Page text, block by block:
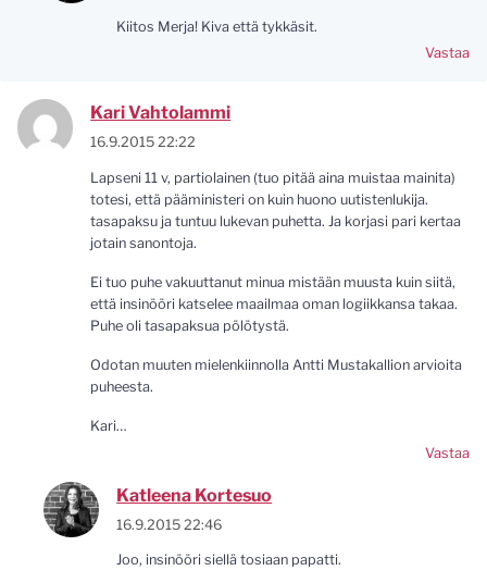
Kiitos Merja! Kiva että tykkäsit.
Vastaa
Kari Vahtolammi
16.9.2015 22:22
Lapseni 11 v, partiolainen (tuo pitää aina muistaa mainita)
totesi, että pääministeri on kuin huono uutistenlukija.
tasapaksu ja tuntuu lukevan puhetta. Ja korjasi pari kertaa
jotain sanontoja.
Ei tuo puhe vakuuttanut minua mistään muusta kuin siitä,
että insinööri katselee maailmaa oman logiikkansa takaa.
Puhe oli tasapaksua pölötystä.
Odotan muuten mielenkiinnolla Antti Mustakallion arvioita
puheesta.
Kari…
Vastaa
Katleena Kortesuo
16.9.2015 22:46
Joo, insinööri siellä tosiaan papatti.